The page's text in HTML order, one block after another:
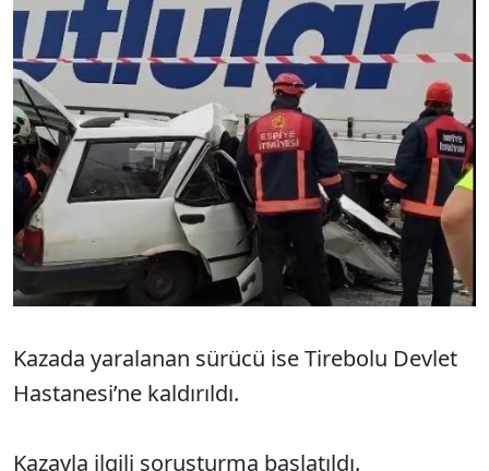
Kazada yaralanan sürücü ise Tirebolu Devlet
Hastanesi’ne kaldırıldı.
Kazayla ilgili soruşturma başlatıldı.